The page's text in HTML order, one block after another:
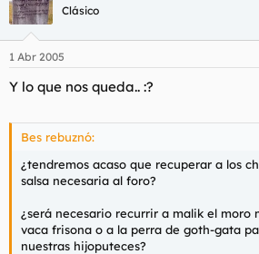
Clásico
1 Abr 2005
Y lo que nos queda.. :?
Bes rebuznó:
¿tendremos acaso que recuperar a los
salsa necesaria al foro?
¿será necesario recurrir a malik el moro
vaca frisona o a la perra de goth-gata
nuestras hijoputeces?